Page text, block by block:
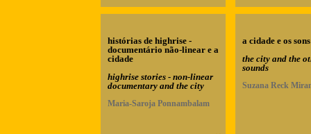
histórias de highrise -
documentário não-linear e a
cidade
highrise stories - non-linear
documentary and the city
Maria-Saroja Ponnambalam
a cidade e os
the city and the
sounds
Suzana Reck